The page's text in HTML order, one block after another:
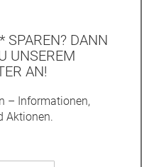
SPAREN? DANN
UNSEREM
AN!
– Informationen,
Aktionen.